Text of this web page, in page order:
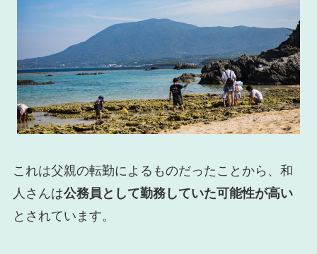
これは父親の転勤によるものだったことから、和
人さんは公務員として勤務していた可能性が高い
とされています。